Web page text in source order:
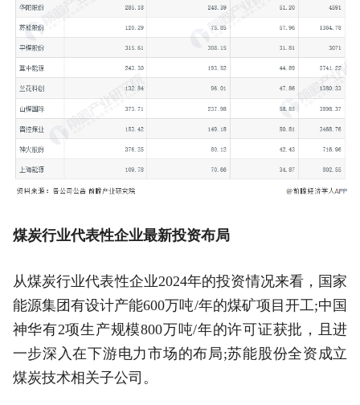
煤炭行业代表性企业最新投资布局
从煤炭行业代表性企业2024年的投资情况来看，国家
能源集团有设计产能600万吨/年的煤矿项目开工;中国
神华有2项生产规模800万吨/年的许可证获批，且进
一步深入在下游电力市场的布局;苏能股份全资成立
煤炭技术相关子公司。